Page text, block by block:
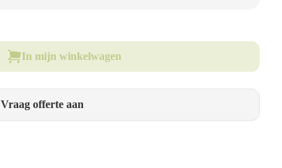
In mijn winkelwagen
Vraag offerte aan